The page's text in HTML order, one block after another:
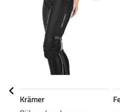
Krämer